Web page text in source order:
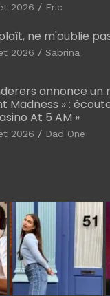
2026 Eric
ne m'oublie
2026 Sabrina
annonce un
Madness » :
At 5 AM »
2026 Dad One